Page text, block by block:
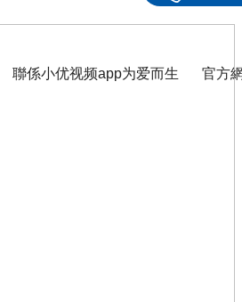
聯係小优视频app为爱而生 官方